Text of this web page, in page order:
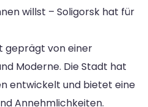
willst – Soligorsk hat für
geprägt von einer
Moderne. Die Stadt hat
entwickelt und bietet eine
Annehmlichkeiten.